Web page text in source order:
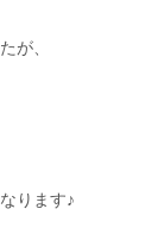
が、
ります♪